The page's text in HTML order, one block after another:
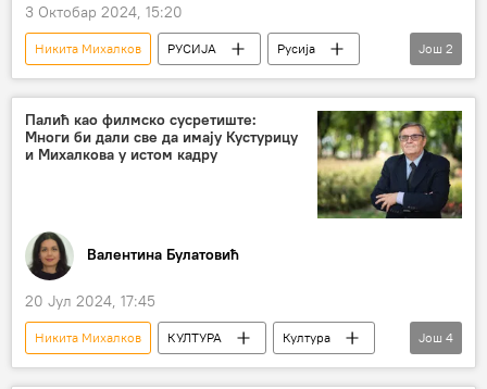
3 Октобар 2024, 15:20
Никита Михалков РУСИЈА
Русија
Русија – друштво
Култура
Још 2
Палић као филмско сусретиште:
Многи би дали све да имају Кустурицу
и Михалкова у истом кадру
Валентина Булатовић
20 Јул 2024, 17:45
Никита Михалков КУЛТУРА
Култура
Култура – вести
Радослав Зеленовић
Још 4